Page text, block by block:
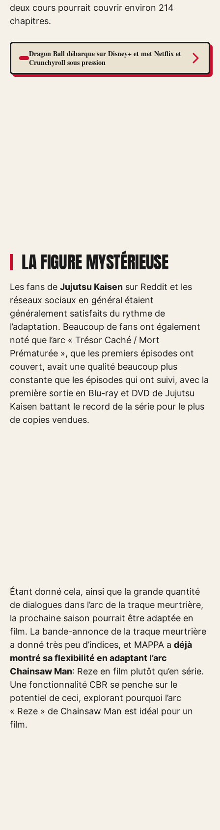
deux cours pourrait couvrir environ 214
chapitres.
Dragon Ball débarque sur Disney+ et met Netflix et
Crunchyroll sous pression
LA FIGURE MYSTÉRIEUSE
Les fans de Jujutsu Kaisen sur Reddit et les
réseaux sociaux en général étaient
généralement satisfaits du rythme de
l’adaptation. Beaucoup de fans ont également
noté que l’arc « Trésor Caché / Mort
Prématurée », que les premiers épisodes ont
couvert, avait une qualité beaucoup plus
constante que les épisodes qui ont suivi, avec la
première sortie en Blu-ray et DVD de Jujutsu
Kaisen battant le record de la série pour le plus
de copies vendues.
Étant donné cela, ainsi que la grande quantité
de dialogues dans l’arc de la traque meurtrière,
la prochaine saison pourrait être adaptée en
film. La bande-annonce de la traque meurtrière
a donné très peu d’indices, et MAPPA a déjà
montré sa flexibilité en adaptant l’arc
Chainsaw Man: Reze en film plutôt qu’en série.
Une fonctionnalité CBR se penche sur le
potentiel de ceci, explorant pourquoi l’arc
« Reze » de Chainsaw Man est idéal pour un
film.